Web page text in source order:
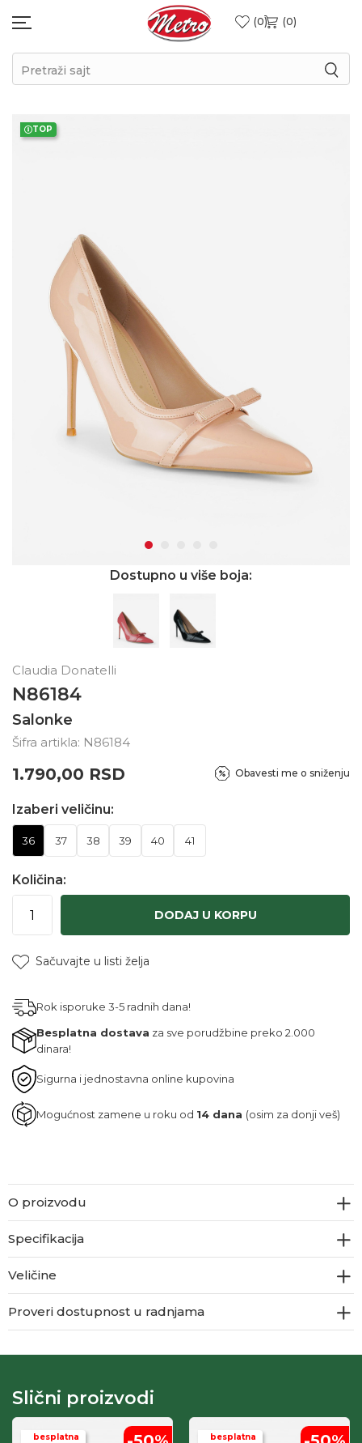
0 0
Pretraži sajt
TOP
Dostupno u više boja:
Claudia Donatelli
N86184
Salonke
Šifra artikla: N86184
1.790,00 RSD Obavesti me o sniženju
Izaberi veličinu:
36 37 38 39 40 41
Količina:
DODAJ U KORPU
Sačuvajte u listi želja
Rok isporuke 3-5 radnih dana!
Besplatna dostava za sve porudžbine preko 2.000
dinara!
Sigurna i jednostavna online kupovina
Mogućnost zamene u roku od 14 dana (osim za donji veš)
O proizvodu
Specifikacija
Veličine
Proveri dostupnost u radnjama
Slični proizvodi
besplatna
besplatna